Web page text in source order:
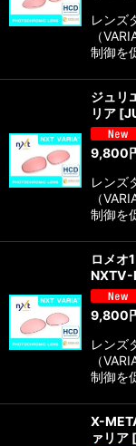
レンズ
（
制御を
ジュリ
リア [
9,800
レンズ
（
制御を
ロメオ
NXTV-
9,800
レンズ
（
制御を
X-
ァリア [